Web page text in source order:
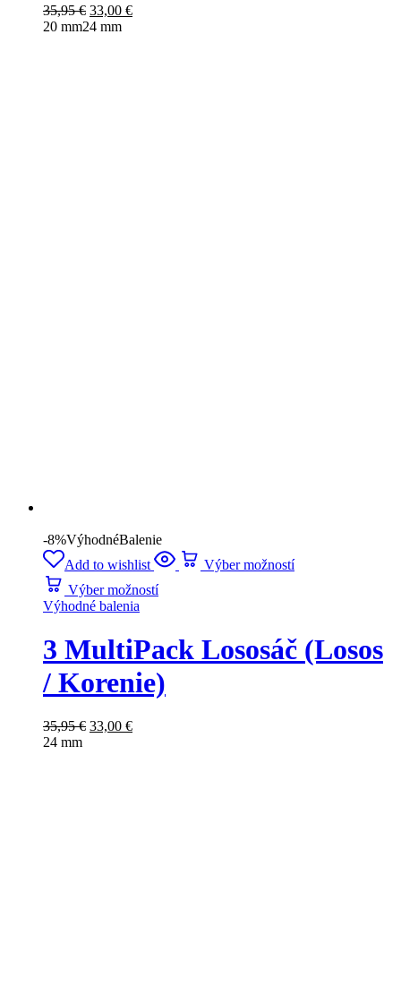
35,95€ 33,00 €
20 mm24 mm
-8%VýhodnéBalenie
Add to wishlist
Výber možností
Výber možností
Výhodné balenia
3 MultiPack Lososáč (Losos
/ Korenie)
35,95€ 33,00 €
24 mm